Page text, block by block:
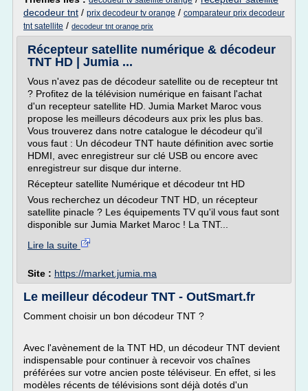
decodeur tnt / prix decodeur tv orange / comparateur prix decodeur
tnt satellite / decodeur tnt orange prix
Récepteur satellite numérique & décodeur
TNT HD | Jumia ...
Vous n'avez pas de décodeur satellite ou de recepteur tnt
? Profitez de la télévision numérique en faisant l'achat
d'un recepteur satellite HD. Jumia Market Maroc vous
propose les meilleurs décodeurs aux prix les plus bas.
Vous trouverez dans notre catalogue le décodeur qu'il
vous faut : Un décodeur TNT haute définition avec sortie
HDMI, avec enregistreur sur clé USB ou encore avec
enregistreur sur disque dur interne.
Récepteur satellite Numérique et décodeur tnt HD
Vous recherchez un décodeur TNT HD, un récepteur
satellite pinacle ? Les équipements TV qu'il vous faut sont
disponible sur Jumia Market Maroc ! La TNT...
Lire la suite
Site : https://market.jumia.ma
Le meilleur décodeur TNT - OutSmart.fr
Comment choisir un bon décodeur TNT ?
Avec l'avènement de la TNT HD, un décodeur TNT devient
indispensable pour continuer à recevoir vos chaînes
préférées sur votre ancien poste téléviseur. En effet, si les
modèles récents de télévisions sont déjà dotés d'un